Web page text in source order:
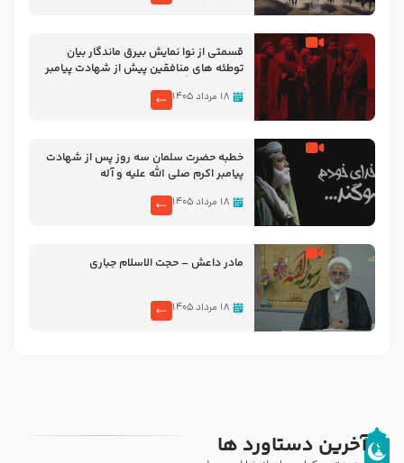
قسمتی از نوا نمایش بیرق ماندگار بیان
توطئه های منافقین پیش از شهادت پیامبر
۱۸ مرداد ۱۴۰۵
خطبه حضرت سلمان سه روز پس از شهادت
پیامبر اکرم صلی الله علیه و آله
۱۸ مرداد ۱۴۰۵
مادر داعش – حجت الاسلام جباری
۱۸ مرداد ۱۴۰۵
آخرین دستاورد ها